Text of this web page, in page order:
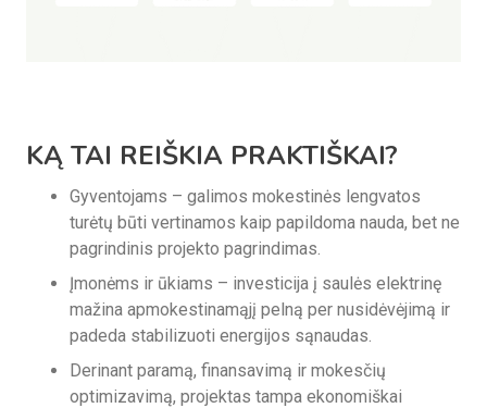
KĄ TAI REIŠKIA PRAKTIŠKAI?
Gyventojams – galimos mokestinės lengvatos
turėtų būti vertinamos kaip papildoma nauda, bet ne
pagrindinis projekto pagrindimas.
Įmonėms ir ūkiams – investicija į saulės elektrinę
mažina apmokestinamąjį pelną per nusidėvėjimą ir
padeda stabilizuoti energijos sąnaudas.
Derinant paramą, finansavimą ir mokesčių
optimizavimą, projektas tampa ekonomiškai